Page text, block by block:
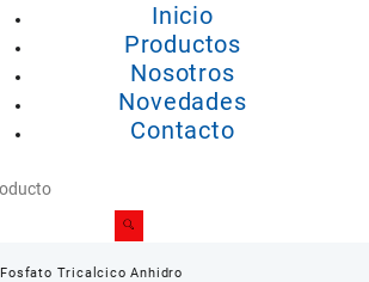
Inicio
Productos
Nosotros
Novedades
Contacto
Fosfato Tricalcico Anhidro